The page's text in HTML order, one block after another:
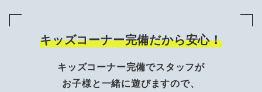
キッズコーナー完備だから安心！
キッズコーナー完備でスタッフが
お子様と一緒に遊びますので、